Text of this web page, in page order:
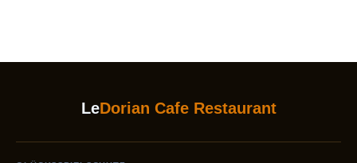
LeDorian Cafe Restaurant